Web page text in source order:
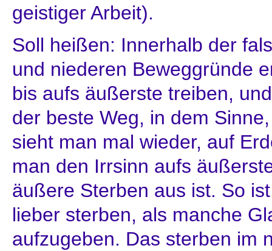
geistiger Arbeit).
Soll heißen: Innerhalb der
und niederen Beweggründe
bis aufs äußerste treiben,
der beste Weg, in dem
sieht man mal wieder, auf
man den Irrsinn aufs
äußere Sterben aus ist. So
lieber sterben, als manche
aufzugeben. Das sterben im